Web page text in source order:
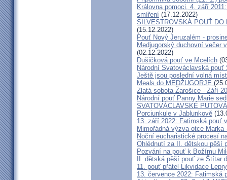
Královna pomoci, 4. září
smíření (17.12.2022)
SILVESTROVSKÁ POUŤ DO
(15.12.2022)
Pouť Nový Jeruzalém -
Medjugorský duchovní večer
(02.12.2022)
Dušičková pouť ve Mcelích
Národní Svatováclavská pouť
Ještě jsou poslední volná
Meals do MEDŽUGORJE
Zlatá sobota Žarošice - Září
Národní pouť Panny Marie
SVATOVÁCLAVSKÉ
Porciunkule v Jablunkově
13. září 2022: Fatimská pouť
Mimořádná výzva otce
Noční eucharistické procesí
Ohlédnutí za II. dětskou pěší
Pozvání na pouť k Božímu
II. dětská pěší pouť ze Štítar
11. pouť přátel Likvidace Lepry
13. července 2022: Fatimská